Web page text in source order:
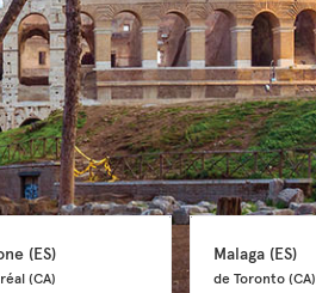
(ES)
(CA)
Malaga (ES)
de Toronto (CA)